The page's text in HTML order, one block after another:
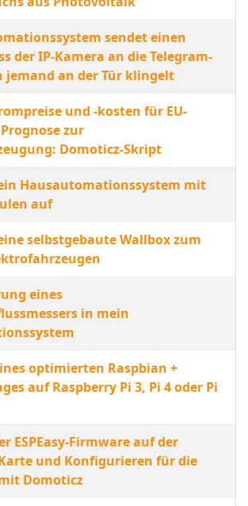
sendet einen
der IP-Kamera an die Telegram-
jemand an der Tür klingelt
und -kosten für EU-
zur
Domoticz-Skript
Hausautomationssystem mit
auf
selbstgebaute Wallbox zum
eines
in mein
optimierten Raspbian +
auf Raspberry Pi 3, Pi 4 oder Pi
ESPEasy-Firmware auf der
und Konfigurieren für die
Domoticz